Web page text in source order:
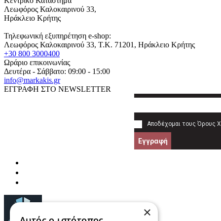
Λεωφόρος Καλοκαιρινού 33,
Ηράκλειο Κρήτης
Τηλεφωνική εξυπηρέτηση e-shop:
Λεωφόρος Καλοκαιρινού 33, T.K. 71201, Ηράκλειο Κρήτης
+30 800 3000400
Ωράριο επικοινωνίας
Δευτέρα - Σάββατο: 09:00 - 15:00
info@markakis.gr
ΕΓΓΡΑΦΗ ΣΤΟ NEWSLETTER
Αποδέχομαι τους Όρους
Εγγραφή
×